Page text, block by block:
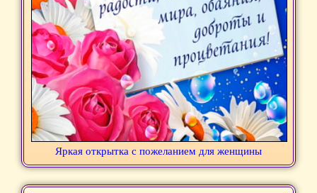
Яркая открытка с пожеланием для женщины